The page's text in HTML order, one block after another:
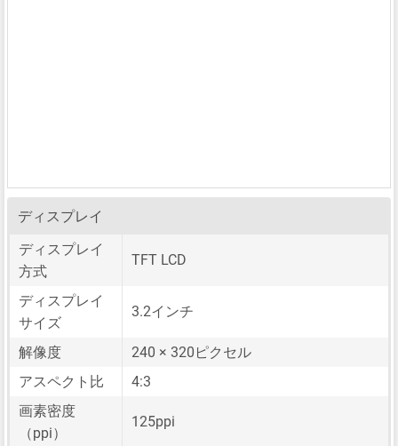
ディスプレイ
ディスプレイ
方式
TFT LCD
ディスプレイ
サイズ
3.2インチ
解像度
240 × 320ピクセル
アスペクト比
4:3
画素密度
（ppi）
125ppi